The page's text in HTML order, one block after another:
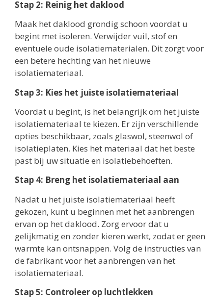
Stap 2: Reinig het daklood
Maak het daklood grondig schoon voordat u
begint met isoleren. Verwijder vuil, stof en
eventuele oude isolatiematerialen. Dit zorgt voor
een betere hechting van het nieuwe
isolatiemateriaal.
Stap 3: Kies het juiste isolatiemateriaal
Voordat u begint, is het belangrijk om het juiste
isolatiemateriaal te kiezen. Er zijn verschillende
opties beschikbaar, zoals glaswol, steenwol of
isolatieplaten. Kies het materiaal dat het beste
past bij uw situatie en isolatiebehoeften.
Stap 4: Breng het isolatiemateriaal aan
Nadat u het juiste isolatiemateriaal heeft
gekozen, kunt u beginnen met het aanbrengen
ervan op het daklood. Zorg ervoor dat u
gelijkmatig en zonder kieren werkt, zodat er geen
warmte kan ontsnappen. Volg de instructies van
de fabrikant voor het aanbrengen van het
isolatiemateriaal.
Stap 5: Controleer op luchtlekken